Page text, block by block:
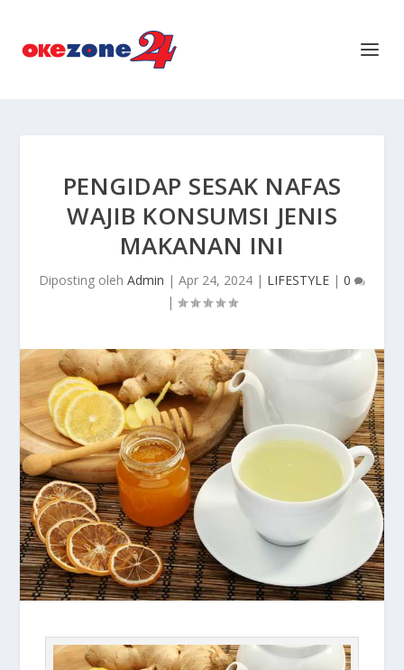
PENGIDAP SESAK NAFAS
WAJIB KONSUMSI JENIS
MAKANAN INI
Diposting oleh Admin | Apr 24, 2024 | LIFESTYLE | 0
|